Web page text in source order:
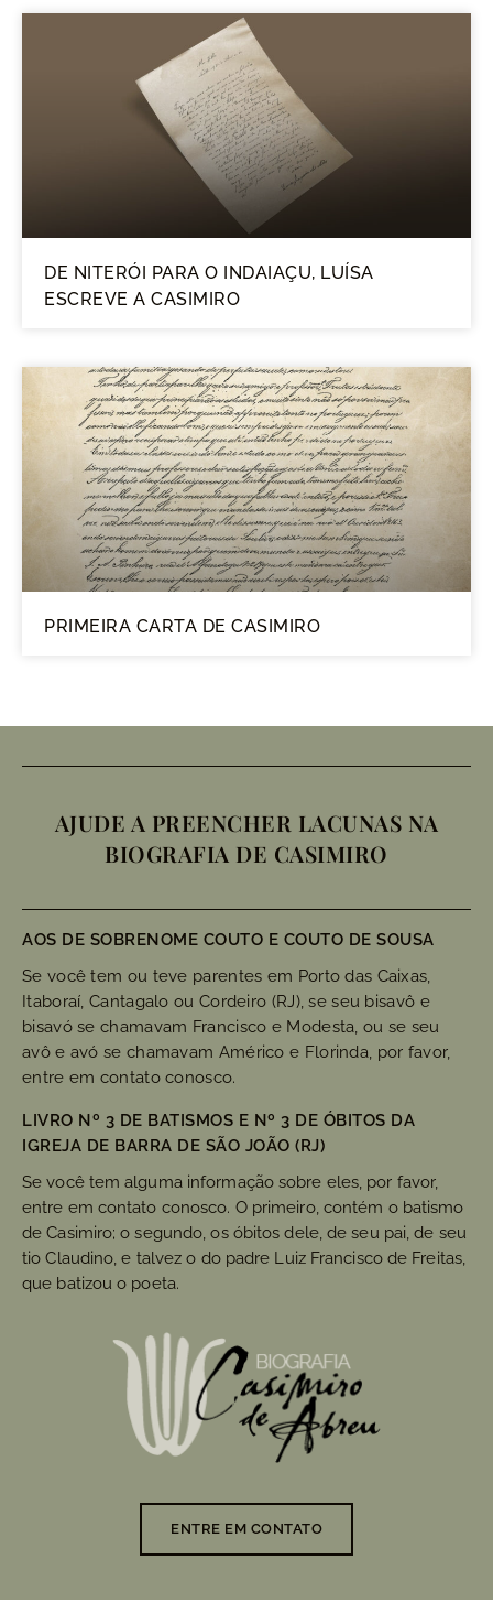
DE NITERÓI PARA O INDAIAÇU, LUÍSA
ESCREVE A CASIMIRO
PRIMEIRA CARTA DE CASIMIRO
AJUDE A PREENCHER LACUNAS NA
BIOGRAFIA DE CASIMIRO
AOS DE SOBRENOME COUTO E COUTO DE SOUSA
Se você tem ou teve parentes em Porto das Caixas,
Itaboraí, Cantagalo ou Cordeiro (RJ), se seu bisavô e
bisavó se chamavam Francisco e Modesta, ou se seu
avô e avó se chamavam Américo e Florinda, por favor,
entre em contato conosco.
LIVRO Nº 3 DE BATISMOS E Nº 3 DE ÓBITOS DA
IGREJA DE BARRA DE SÃO JOÃO (RJ)
Se você tem alguma informação sobre eles, por favor,
entre em contato conosco. O primeiro, contém o batismo
de Casimiro; o segundo, os óbitos dele, de seu pai, de seu
tio Claudino, e talvez o do padre Luiz Francisco de Freitas,
que batizou o poeta.
ENTRE EM CONTATO